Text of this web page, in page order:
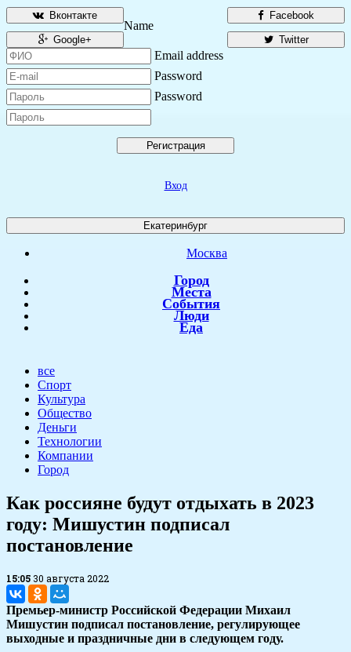
Facebook
Вконтакте
Twitter
Google+
Name
Email address
Password
Password
Регистрация
Вход
Екатеринбург
Москва
Город
Места
События
Люди
Еда
все
Спорт
Культура
Общество
Деньги
Технологии
Компании
Город
Как россияне будут отдыхать в 2023
году: Мишустин подписал
постановление
15:05 30 августа 2022
Премьер-министр Российской Федерации Михаил
Мишустин подписал постановление, регулирующее
выходные и праздничные дни в следующем году.